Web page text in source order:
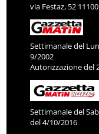
Settimanale del
9/2002
Autorizzazione del
Settimanale del
del 4/10/2016
REDAZIONE